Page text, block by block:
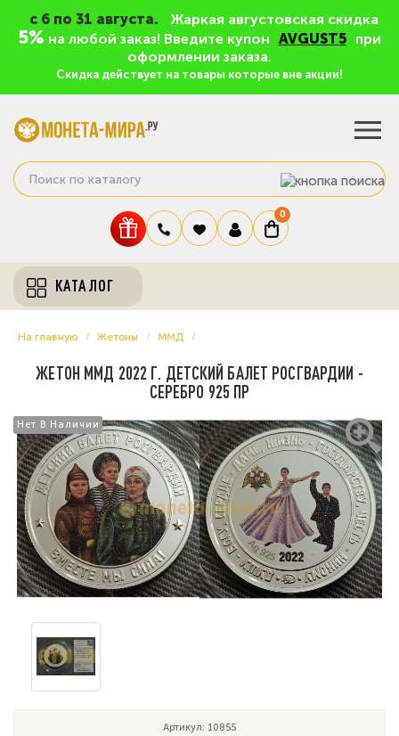
c 6 по 31 августа. Жаркая августовская скидка
5% на любой заказ! Введите купон AVGUST5
при
оформлении заказа.
Скидка действует на товары которые вне акции!
0
КАТАЛОГ
На главную Жетоны ММД
ЖЕТОН ММД 2022 Г. ДЕТСКИЙ БАЛЕТ РОСГВАРДИИ -
СЕРЕБРО 925 ПР
Нет В Наличии
Нет В Наличии
Артикул: 10855